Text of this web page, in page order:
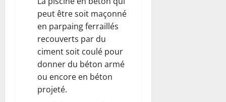
peut être soit maçonné
en parpaing ferraillés
recouverts par du
ciment soit coulé pour
donner du béton armé
ou encore en béton
projeté.